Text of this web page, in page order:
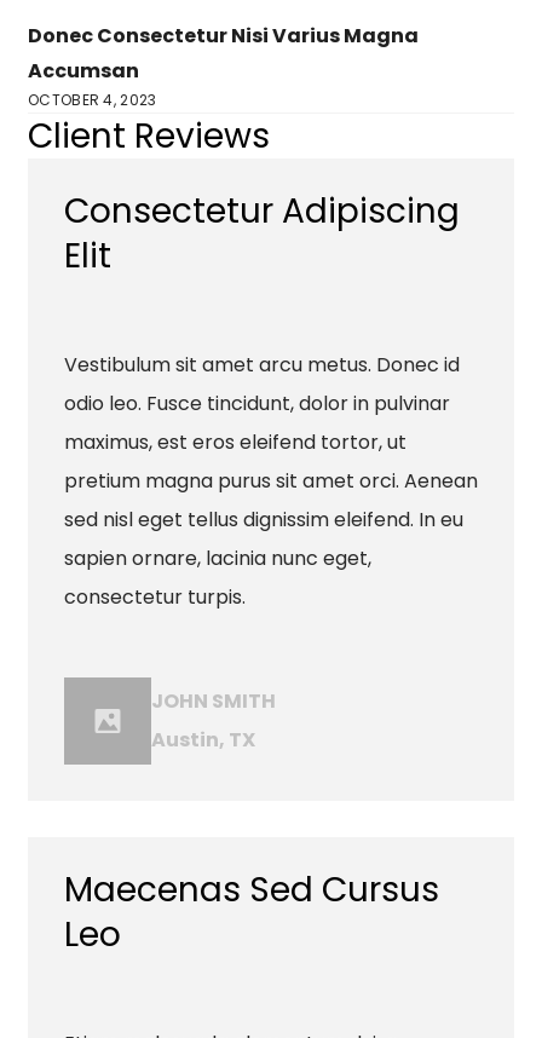
Donec Consectetur Nisi Varius Magna
Accumsan
OCTOBER 4, 2023
Client Reviews
Consectetur Adipiscing
Elit
Vestibulum sit amet arcu metus. Donec id
odio leo. Fusce tincidunt, dolor in pulvinar
maximus, est eros eleifend tortor, ut
pretium magna purus sit amet orci. Aenean
sed nisl eget tellus dignissim eleifend. In eu
sapien ornare, lacinia nunc eget,
consectetur turpis.
JOHN SMITH
Austin, TX
Maecenas Sed Cursus
Leo